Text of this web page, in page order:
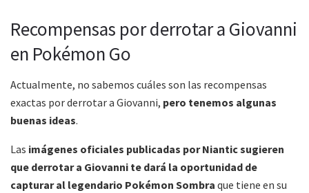
Recompensas por derrotar a Giovanni
en Pokémon Go
Actualmente, no sabemos cuáles son las recompensas
exactas por derrotar a Giovanni, pero tenemos algunas
buenas ideas.
Las imágenes oficiales publicadas por Niantic sugieren
que derrotar a Giovanni te dará la oportunidad de
capturar al legendario Pokémon Sombra que tiene en su